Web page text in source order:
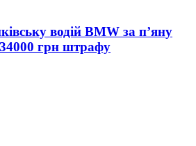
водій BMW за п’яну
грн штрафу